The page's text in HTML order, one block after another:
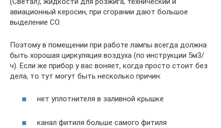
авиационный керосин, при сгорании дают большое
выделение СО.
Поэтому в помещении при работе лампы всегда должна
быть хорошая циркуляция воздуха (по инструкции 5м3/
ч). Если же прибор у вас воняет, когда просто стоит без
дела, то тут могут быть несколько причин:
нет уплотнителя в заливной крышке
канал фитиля больше самого фитиля